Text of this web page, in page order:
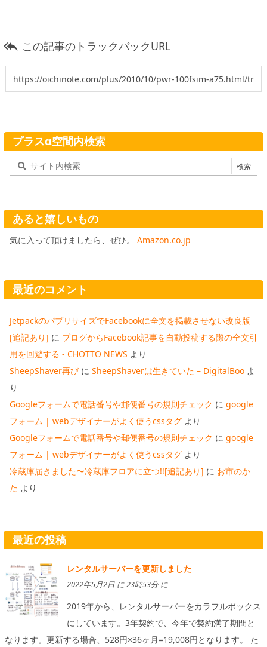
 この記事のトラックバックURL
プラスα空間内検索
あると嬉しいもの
気に入って頂けましたら、ぜひ。 Amazon.co.jp
最近のコメント
JetpackのパブリサイズでFacebookに全文を掲載させない改良版
[追記あり] に ブログからFacebook記事を自動投稿する際の全文引
用を回避する - CHOTTO NEWS より
SheepShaver再び に SheepShaverは生きていた – DigitalBoo よ
り
Googleフォームで電話番号や郵便番号の規則チェック に google
フォーム | webデザイナーがよく使うcssタグ より
Googleフォームで電話番号や郵便番号の規則チェック に google
フォーム | webデザイナーがよく使うcssタグ より
冷蔵庫届きました〜冷蔵庫フロアに立つ!![追記あり] に お市のか
た より
最近の投稿
レンタルサーバーを更新しました
2022年5月2日 に 23時53分 に
2019年から、レンタルサーバーをカラフルボックス
にしています。3年契約で、今年で契約満了期間と
なります。更新する場合、528円×36ヶ月=19,008円となります。 た